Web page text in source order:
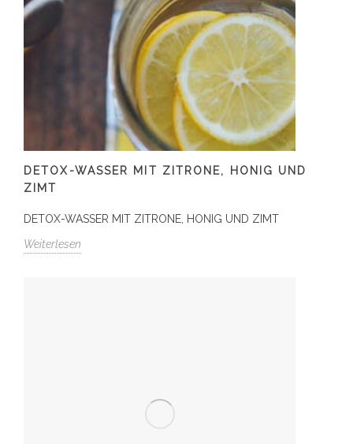
DETOX-WASSER MIT ZITRONE, HONIG UND
ZIMT
DETOX-WASSER MIT ZITRONE, HONIG UND ZIMT
Weiterlesen